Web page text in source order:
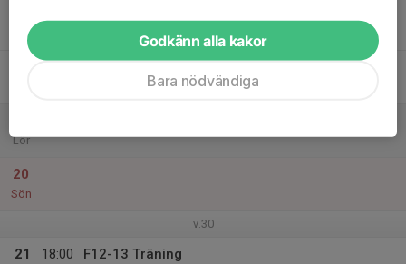
Tor
Lör
20
Sön
v.30
21
18:00
F12-13 Träning
Godkänn alla kakor
Bara nödvändiga